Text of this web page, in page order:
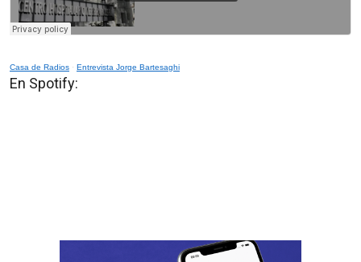
Casa de Radios · Entrevista Jorge Bartesaghi
En Spotify: